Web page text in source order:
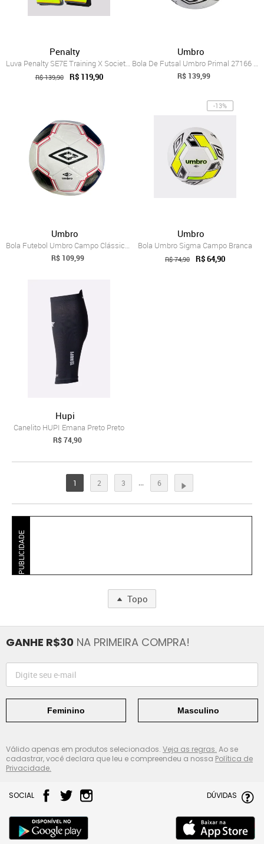
Penalty
Luva Penalty SE7E Training X Society Pre...
R$ 139,90 R$ 119,90
Umbro
Bola De Futsal Umbro Primal 27166 Umbro Branco
R$ 139,99
Umbro
Bola Futebol Umbro Campo Clássico 27295u...
R$ 109,99
-13%
Umbro
Bola Umbro Sigma Campo Branca
R$ 74,90 R$ 64,90
Hupi
Canelito HUPI Emana Preto Preto
R$ 74,90
1 2 3 6
PUBLICIDADE
Topo
GANHE R$30 NA PRIMEIRA COMPRA!
Feminino Masculino
Válido apenas em produtos selecionados. Veja as regras. Ao se
cadastrar, você declara que leu e compreendeu a nossa Política de
Privacidade.
SOCIAL DÚVIDAS